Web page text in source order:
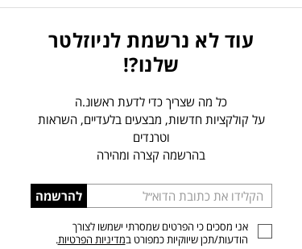
עוד לא נרשמת לניוזלטר
שלנו?!
כל מה שצריך כדי לדעת ראשונ.ה
על קולקציות חדשות, מבצעים בלעדיים, השראות
וטרנדים
בהרשמה קצרה ומהירה
הכניסו
כתובת
דוא”ל
להרשמה
אני מסכים כי הפרטים שמסרתי ישמשו לצורך
הודעות/תכן שיווקיות כמפורט במדיניות הפרטיות.